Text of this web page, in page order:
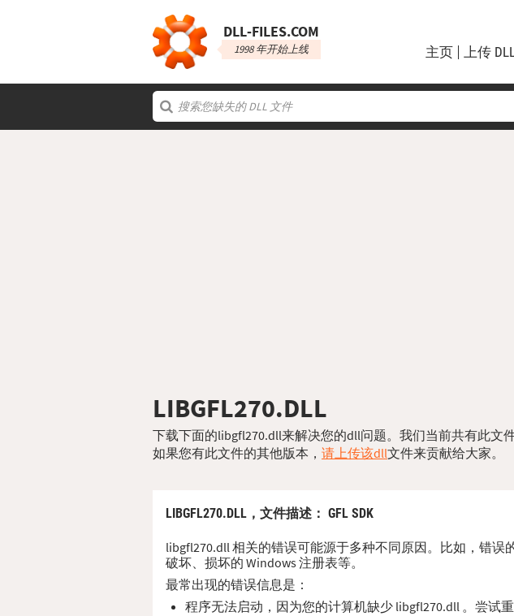
DLL‑FILES.COM
1998 年开始上线 主页 上传
LIBGFL270.DLL
下载下面的libgfl270.dll来解决您的dll问题。我们当前共有此文
如果您有此文件的其他版本， 请上传该dll文件来贡献给大家。
LIBGFL270.DLL， 文件描述 ： GFL SDK
libgfl270.dll 相关的错误可能源于多种不同原因。比如，错误
破坏、损坏的 Windows 注册表等。
最常出现的错误信息是：
程序无法启动，因为您的计算机缺少 libgfl270.dll 。尝试